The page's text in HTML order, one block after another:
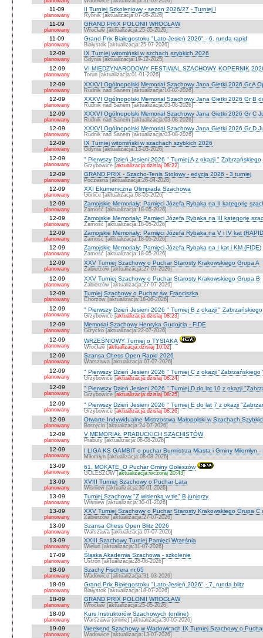
11-09
planowany
II Turniej Szkoleniowy - sezon 2026/27 - Turniej I
Rybnik [aktualizacja:07-08-2026]
11-09
planowany
GRAND PRIX POLONII WROCŁAW
Wrocław [aktualizacja:25-05-2026]
11-09
planowany
Grand Prix Białegostoku "Lato-Jesień 2026" - 6. runda rapid
Białystok [aktualizacja:25-07-2026]
12-09
planowany
IX Turniej witomiński w szchach szybkich 2026
Gdynia [aktualizacja:19-12-2025]
12-09
planowany
VI MIĘDZYNARODOWY FESTIWAL SZACHOWY KOPERNIK
Toruń [aktualizacja:01-01-2026]
12-09
planowany
XXXVI Ogólnopolski Memoriał Szachowy Jana Gietki 2026 Gr A
Rudnik nad Sanem [aktualizacja:10-02-2026]
12-09
planowany
XXXVI Ogólnopolski Memoriał Szachowy Jana Gietki 2026 Gr B
Rudnik nad Sanem [aktualizacja:03-08-2026]
12-09
planowany
XXXVI Ogólnopolski Memoriał Szachowy Jana Gietki 2026 Gr C
Rudnik nad Sanem [aktualizacja:03-08-2026]
12-09
planowany
XXXVI Ogólnopolski Memoriał Szachowy Jana Gietki 2026 Gr D
Rudnik nad Sanem [aktualizacja:03-08-2026]
12-09
planowany
IX Turniej witomiński w szachach szybkich 2026
Gdynia [aktualizacja:13-03-2026]
12-09
planowany
" Pierwszy Dzień Jesieni 2026 " Turniej A z okazji " Zabrzańskiego
Grzybowice [aktualizacja:dzisiaj 08:22]
12-09
planowany
GRAND PRIX - Szacho-Tenis Stołowy - edycja 2026 - 3 turniej
Poczesna [aktualizacja:26-04-2026]
12-09
planowany
XXI Ekumeniczna Olimpiada Szachowa
Gorlice [aktualizacja:08-05-2026]
12-09
planowany
Zamojskie Memoriały: Pamięci Józefa Rybaka na II kategorię
Zamość [aktualizacja:18-05-2026]
12-09
planowany
Zamojskie Memoriały: Pamięci Józefa Rybaka na III kategorię
Zamość [aktualizacja:18-05-2026]
12-09
planowany
Zamojskie Memoriały: Pamięci Józefa Rybaka na V i IV kat
Zamość [aktualizacja:18-05-2026]
12-09
planowany
Zamojskie Memoriały: Pamięci Józefa Rybaka na I kat i KM (FIDE)
Zamość [aktualizacja:18-05-2026]
12-09
planowany
XXV Turniej Szachowy o Puchar Starosty Krakowskiego Grupa A
Zabierzów [aktualizacja:27-07-2026]
12-09
planowany
XXV Turniej Szachowy o Puchar Starosty Krakowskiego Grupa B
Zabierzów [aktualizacja:27-07-2026]
12-09
planowany
Turniej Szachowy o Puchar św. Franciszka
Chorzów [aktualizacja:18-06-2026]
12-09
planowany
" Pierwszy Dzień Jesieni 2026 " Turniej B z okazji "
Grzybowice [aktualizacja:dzisiaj 08:23]
12-09
planowany
Memoriał Szachowy Henryka Gudojcia - FIDE
Giżycko [aktualizacja:22-07-2026]
12-09
planowany
WRZEŚNIOWY Turniej o TYSIAKA
Wrocław [aktualizacja:dzisiaj 10:02]
12-09
planowany
Szansa Chess Open Rapid 2026
Warszawa [aktualizacja:07-07-2026]
12-09
planowany
" Pierwszy Dzień Jesieni 2026 " Turniej C z okazji "Zabrzańskiego
Grzybowice [aktualizacja:dzisiaj 08:24]
12-09
planowany
" Pierwszy Dzień Jesieni 2026 " Turniej D do lat 10 z okazji
Grzybowice [aktualizacja:dzisiaj 08:25]
12-09
planowany
" Pierwszy Dzień Jesieni 2026 " Turniej E do lat 7 z okazji
Grzybowice [aktualizacja:dzisiaj 08:26]
12-09
planowany
Otwarte Indywidualne Mistrzostwa Małopolski w Szachach
Borzęcin [aktualizacja:24-07-2026]
12-09
planowany
V MEMORIAŁ PRABUCKICH SZACHISTÓW
Prabuty [aktualizacja:06-08-2026]
12-09
planowany
I LIGA KS GAMBIT o puchar Burmistrza Miasta i Gminy Miłomłyn -
Miłomłyn [aktualizacja:08-08-2026]
13-09
planowany
61. MOKATE_O Puchar Gminy Goleszów
GOLESZÓW [aktualizacja:wczoraj 20:43]
13-09
planowany
XVIII Turniej Szachowy o Puchar Lata
Wiśniew [aktualizacja:30-01-2026]
13-09
planowany
Turniej Szachowy "Z wisienką w tle" B juniorzy
Wiśniew [aktualizacja:30-01-2026]
13-09
planowany
XXV Turniej Szachowy o Puchar Starosty Krakowskiego Grupa C
Zabierzów [aktualizacja:27-07-2026]
13-09
planowany
Szansa Chess Open Blitz 2026
Warszawa [aktualizacja:07-07-2026]
13-09
planowany
XXIII Szachowy Turniej Pamięci Września
Wieluń [aktualizacja:31-07-2026]
17-09
planowany
Śląska Akademia Szachowa - szkolenie
Ustroń [aktualizacja:28-06-2026]
18-09
planowany
Szachy Fischera nr.65
Wadowice [aktualizacja:31-03-2026]
18-09
planowany
Grand Prix Białegostoku "Lato-Jesień 2026" - 7. runda blitz
Białystok [aktualizacja:18-07-2026]
18-09
planowany
GRAND PRIX POLONII WROCŁAW
Wrocław [aktualizacja:25-05-2026]
18-09
planowany
Kurs Instruktorów Szachowych (online)
Warszawa (online) [aktualizacja:30-05-2026]
19-09
planowany
Weekend Szachowy w Wadowicach IX Turniej Szachowy o
Wadowice [aktualizacja:13-07-2026]